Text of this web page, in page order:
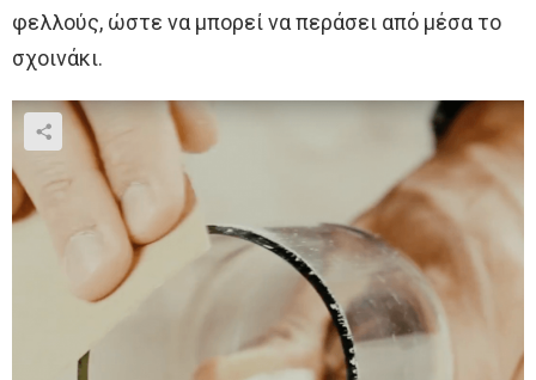
φελλούς, ώστε να μπορεί να περάσει από μέσα το
σχοινάκι.